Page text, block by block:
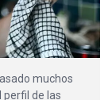
muchos
de las